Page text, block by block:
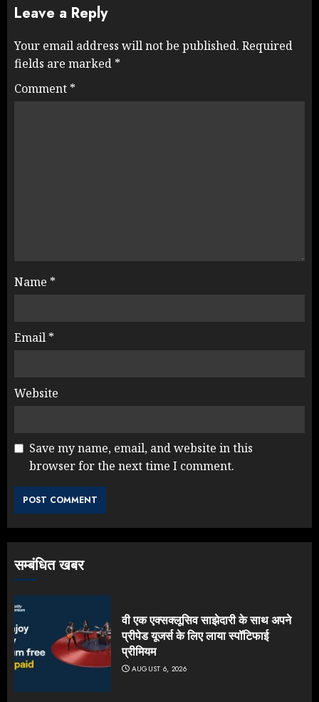
Leave a Reply
Your email address will not be published. Required
fields are marked *
Comment *
Name *
Email *
Website
Save my name, email, and website in this
browser for the next time I comment.
सम्बंधित खबर
वी एक एक्सक्लूसिव साझेदारी के साथ अपने
प्रीपेड यूजर्स के लिए लाया स्पॉटिफाई
प्रीमियम
AUGUST 6, 2026